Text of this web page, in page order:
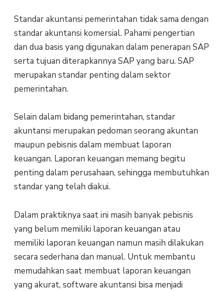
Standar akuntansi pemerintahan tidak sama dengan
standar akuntansi komersial. Pahami pengertian
dan dua basis yang digunakan dalam penerapan SAP
serta tujuan diterapkannya SAP yang baru. SAP
merupakan standar penting dalam sektor
pemerintahan.
Selain dalam bidang pemerintahan, standar
akuntansi merupakan pedoman seorang akuntan
maupun pebisnis dalam membuat laporan
keuangan. Laporan keuangan memang begitu
penting dalam perusahaan, sehingga membutuhkan
standar yang telah diakui.
Dalam praktiknya saat ini masih banyak pebisnis
yang belum memiliki laporan keuangan atau
memiliki laporan keuangan namun masih dilakukan
secara sederhana dan manual. Untuk membantu
memudahkan saat membuat laporan keuangan
yang akurat, software akuntansi bisa menjadi